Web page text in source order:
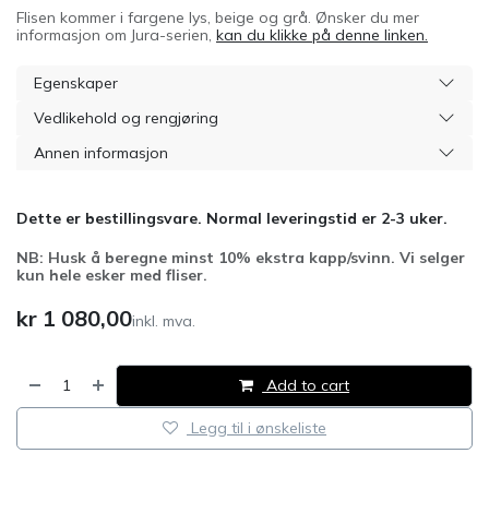
Flisen kommer i fargene lys, beige og grå. Ønsker du mer
informasjon om Jura-serien, kan du klikke på denne linken.
Egenskaper
Vedlikehold og rengjøring
Annen informasjon
Dette er bestillingsvare. Normal leveringstid er 2-3 uker.
NB: Husk å beregne minst 10% ekstra kapp/svinn. Vi selger
kun hele esker med fliser.
kr 1 080,00inkl. mva.
Add to cart
Legg til i ønskeliste